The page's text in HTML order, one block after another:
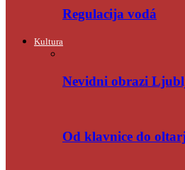
Regulacija vodá
Kultura
Nevidni obrazi
Od klavnice do